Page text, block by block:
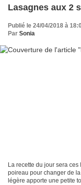
Lasagnes aux 2
Publié le 24/04/2018 à
Par Sonia
La recette du jour sera
poireau pour changer de
légère apporte une petite